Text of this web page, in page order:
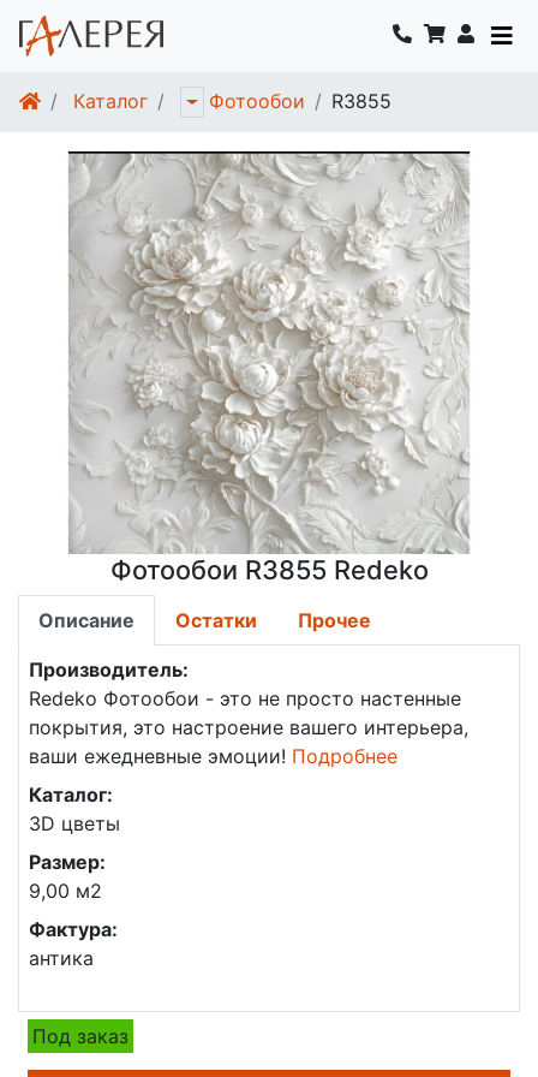
Каталог Фотообои R3855
Фотообои R3855 Redeko
Описание Остатки Прочее
Производитель:
Redeko Фотообои - это не просто настенные
покрытия, это настроение вашего интерьера,
ваши ежедневные эмоции! Подробнее
Каталог:
3D цветы
Размер:
9,00 м2
Фактура:
антика
Под заказ